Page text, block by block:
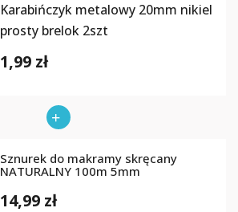
Karabińczyk metalowy 20mm nikiel
prosty brelok 2szt
1,99 zł
Sznurek do makramy skręcany
NATURALNY 100m 5mm
14,99 zł